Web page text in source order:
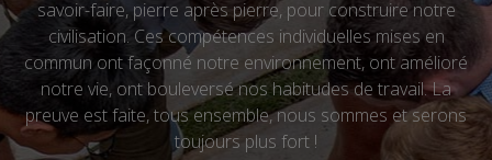
savoir-faire, pierre après pierre, pour construire notre
civilisation. Ces compétences individuelles mises en
commun ont façonné notre environnement, ont amélioré
notre vie, ont bouleversé nos habitudes de travail. La
preuve est faite, tous ensemble, nous sommes et serons
toujours plus fort !